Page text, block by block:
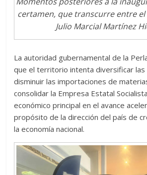
certamen, que transcurre entre el
Julio Marcial Martínez
La autoridad gubernamental de la
que el territorio intenta diversificar
disminuir las importaciones de
consolidar la Empresa Estatal
económico principal en el avance
propósito de la dirección del país de
la economía nacional.